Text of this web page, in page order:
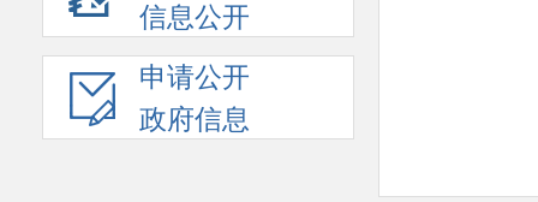
信息公开
申请公开
政府信息